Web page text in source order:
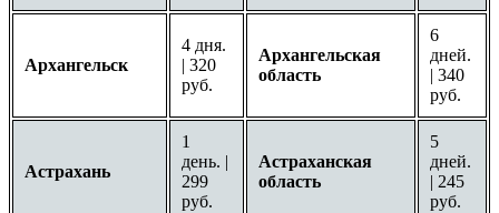
Архангельск
4 дня.
| 320
руб.
Архангельская
область
6
дней.
| 340
руб.
Астрахань
1
день. |
299
руб.
Астраханская
область
5
дней.
| 245
руб.